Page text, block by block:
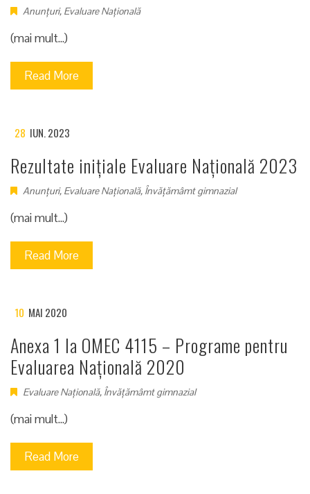
Anunțuri, Evaluare Națională
(mai mult…)
Read More
28 IUN. 2023
Rezultate inițiale Evaluare Națională 2023
Anunțuri, Evaluare Națională, Învățămâmt gimnazial
(mai mult…)
Read More
10 MAI 2020
Anexa 1 la OMEC 4115 – Programe pentru
Evaluarea Națională 2020
Evaluare Națională, Învățămâmt gimnazial
(mai mult…)
Read More